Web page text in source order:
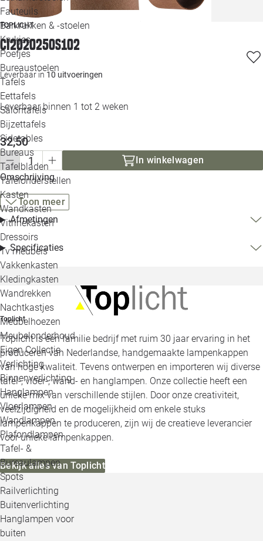
Fauteuils
Barkrukken & -stoelen
Krukjes
Poefjes
Bureaustoelen
Tafels
Eettafels
Salontafels
Bijzettafels
Sidetables
Bureaus
Tafelbladen
Tafelonderstellen
Kasten
Wandkasten
Vitrinekasten
Dressoirs
Tv meubels
Vakkenkasten
Kledingkasten
Wandrekken
Nachtkastjes
Meubelhoezen
Meubelonderhoud
Eigen Collectie
Verlichting
Binnenverlichting
Hanglampen
Vloerlampen
Wandlampen
Plafondlampen
Tafel- &
Bureaulampen
Spots
Railverlichting
Buitenverlichting
Hanglampen voor
buiten
Alle
TOPLICHT
CI202025OS102
Leverbaar in 10 uitvoeringen
Leverbaar binnen 1 tot 2 weken
32,50
In winkelwagen
Omschrijving
Toon meer
Afmetingen
Specificaties
Toplicht
Toplicht is een familie bedrijf met ruim 30 jaar ervaring in het
produceren van Nederlandse, handgemaakte lampenkappen
van hoge kwaliteit. Tevens ontwerpen en importeren wij diverse
tafel-, vloer-, wand- en hanglampen. Onze collectie heeft een
unieke mix van verschillende stijlen. Door onze creativiteit,
veelzijdigheid en de mogelijkheid om enkele stuks
lampenkappen te produceren, zijn wij de creatieve leverancier
voor unieke lampenkappen.
Bekijk alles van Toplicht